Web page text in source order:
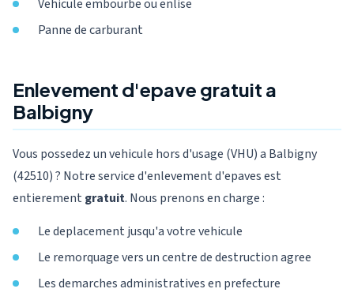
Vehicule embourbe ou enlise
Panne de carburant
Enlevement d'epave gratuit a
Balbigny
Vous possedez un vehicule hors d'usage (VHU) a Balbigny
(42510) ? Notre service d'enlevement d'epaves est
entierement gratuit. Nous prenons en charge :
Le deplacement jusqu'a votre vehicule
Le remorquage vers un centre de destruction agree
Les demarches administratives en prefecture